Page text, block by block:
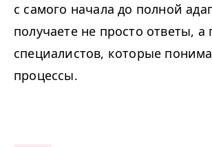
с самого начала до полной
получаете не просто ответы, а
специалистов, которые
процессы.